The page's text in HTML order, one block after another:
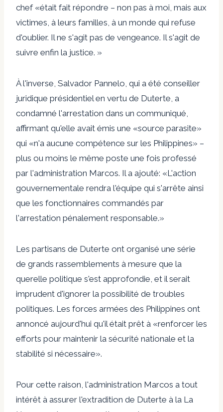
chef «était fait répondre – non pas à moi, mais aux
victimes, à leurs familles, à un monde qui refuse
d'oublier. Il ne s'agit pas de vengeance. Il s'agit de
suivre enfin la justice. »
À l'inverse, Salvador Pannelo, qui a été conseiller
juridique présidentiel en vertu de Duterte, a
condamné l'arrestation dans un communiqué,
affirmant qu'elle avait émis une «source parasite»
qui «n'a aucune compétence sur les Philippines» –
plus ou moins le même poste une fois professé
par l'administration Marcos. Il a ajouté: «L'action
gouvernementale rendra l'équipe qui s'arrête ainsi
que les fonctionnaires commandés par
l'arrestation pénalement responsable.»
Les partisans de Duterte ont organisé une série
de grands rassemblements à mesure que la
querelle politique s'est approfondie, et il serait
imprudent d'ignorer la possibilité de troubles
politiques. Les forces armées des Philippines ont
annoncé aujourd'hui qu'il était prêt à «renforcer les
efforts pour maintenir la sécurité nationale et la
stabilité si nécessaire».
Pour cette raison, l'administration Marcos a tout
intérêt à assurer l'extradition de Duterte à la La